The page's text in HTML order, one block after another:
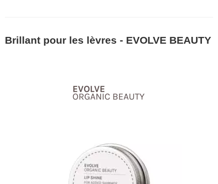
Brillant pour les lèvres - EVOLVE BEAUTY